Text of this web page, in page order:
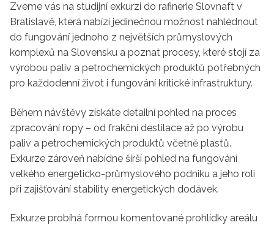
Zveme vás na studijní exkurzi do rafinerie Slovnaft v
Bratislavě, která nabízí jedinečnou možnost nahlédnout
do fungování jednoho z největších průmyslových
komplexů na Slovensku a poznat procesy, které stojí za
výrobou paliv a petrochemických produktů potřebných
pro každodenní život i fungování kritické infrastruktury.
Během návštěvy získáte detailní pohled na proces
zpracování ropy – od frakční destilace až po výrobu
paliv a petrochemických produktů včetně plastů.
Exkurze zároveň nabídne širší pohled na fungování
velkého energeticko-průmyslového podniku a jeho roli
při zajišťování stability energetických dodávek.
Exkurze probíhá formou komentované prohlídky areálu